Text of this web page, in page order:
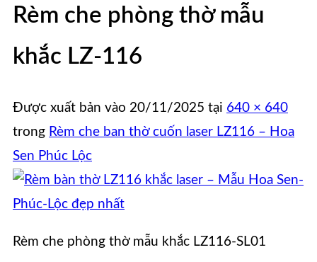
Rèm che phòng thờ mẫu
khắc LZ-116
Được xuất bản vào 20/11/2025 tại 640 × 640
trong Rèm che ban thờ cuốn laser LZ116 – Hoa
Sen Phúc Lộc
Rèm che phòng thờ mẫu khắc LZ116-SL01